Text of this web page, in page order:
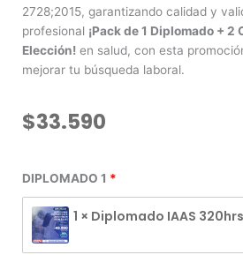
2728;2015, garantizando calidad y
profesional ¡Pack de 1 Diplomado + 2
Elección! en salud, con esta
mejorar tu búsqueda laboral.
$33.590
DIPLOMADO 1
1 × Diplomado IAAS 320hrs
DIPLOMADO
+
CURSOS